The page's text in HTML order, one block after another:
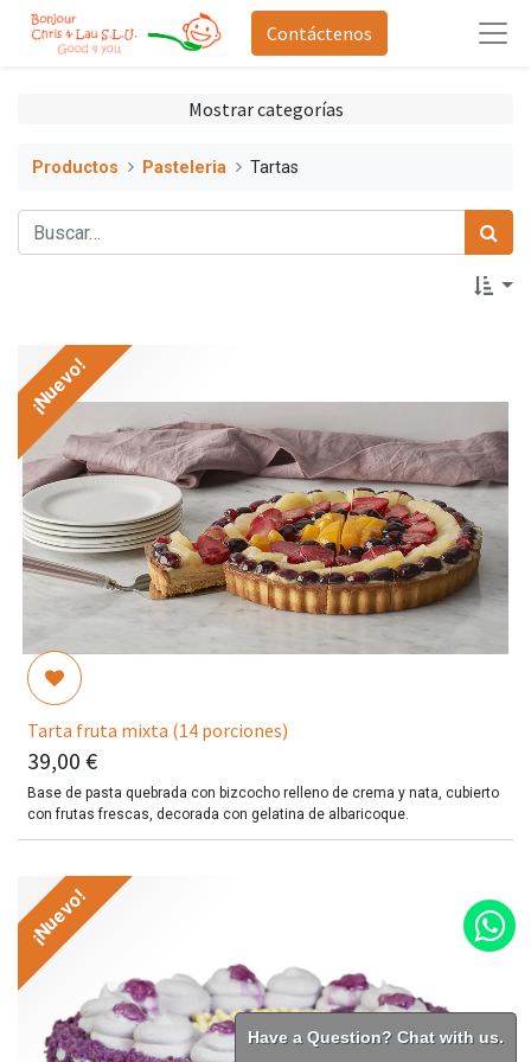
Contáctenos
Mostrar categorías
Productos Pasteleria Tartas
Tarta fruta mixta (14 porciones)
39,00 €
Base de pasta quebrada con bizcocho relleno de crema y nata, cubierto
con frutas frescas, decorada con gelatina de albaricoque.
¡Nuevo!
¡Nuevo!
Have a Question? Chat with us.